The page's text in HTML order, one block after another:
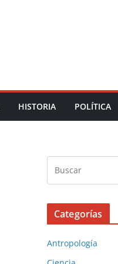
HISTORIA POLÍTICA
Categorías
Antropología